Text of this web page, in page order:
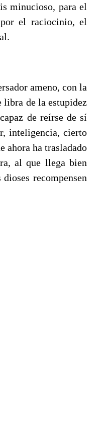
minucioso, para el
el raciocinio, el
ameno, con la
libra de la estupidez
de reírse de sí
inteligencia, cierto
ahora ha trasladado
al que llega bien
recompensen